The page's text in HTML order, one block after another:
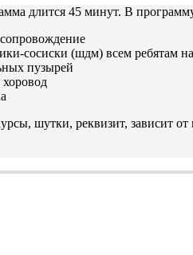
длится 45 минут. В
сосиски (шдм) всем ребятам
пузырей
шутки, реквизит, зависит